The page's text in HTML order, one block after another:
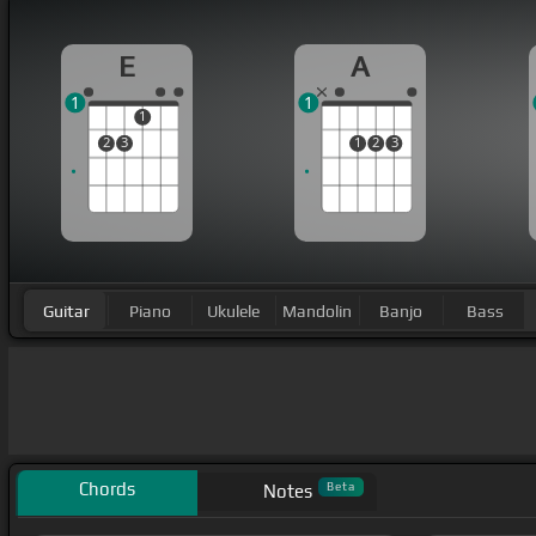
E
2 3
1
1
A
1 2 3
1
Guitar Piano Ukulele Mandolin Banjo Bass
Chords Notes Beta